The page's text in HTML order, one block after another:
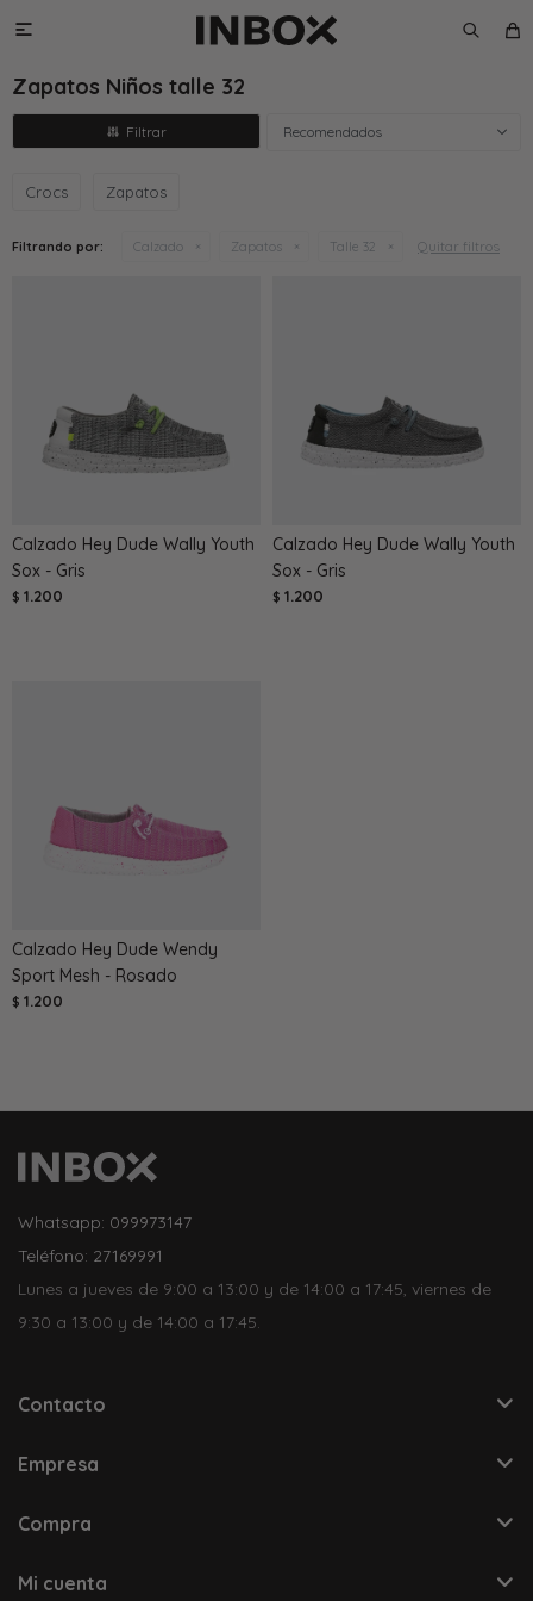

Zapatos Niños talle 32
Recomendados
Crocs Zapatos
Filtrando por: Calzado Zapatos Talle 32 Quitar filtros
Calzado Hey Dude Wally Youth
Sox - Gris
$ 1.200
Calzado Hey Dude Wally Youth
Sox - Gris
$ 1.200
Calzado Hey Dude Wendy
Sport Mesh - Rosado
$ 1.200
Whatsapp: 099973147
Teléfono: 27169991
Lunes a jueves de 9:00 a 13:00 y de 14:00 a 17:45, viernes de
9:30 a 13:00 y de 14:00 a 17:45.
Contacto
Empresa
Compra
Mi cuenta